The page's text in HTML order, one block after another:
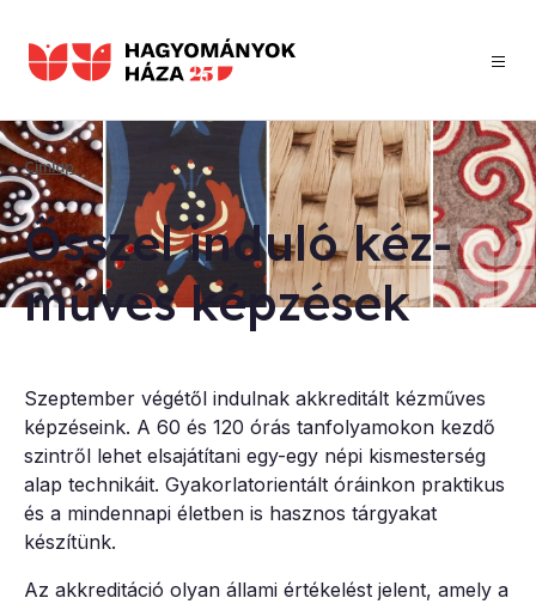
tartalomra
Morzsa
Címlap
Ősszel in­du­ló kéz­
mű­ves kép­zé­sek
Szeptember végétől indulnak akkreditált kézműves
képzéseink. A 60 és 120 órás tanfolyamokon kezdő
szintről lehet elsajátítani egy-egy népi kismesterség
alap technikáit. Gyakorlatorientált óráinkon praktikus
és a mindennapi életben is hasznos tárgyakat
készítünk.
Az akkreditáció olyan állami értékelést jelent, amely a